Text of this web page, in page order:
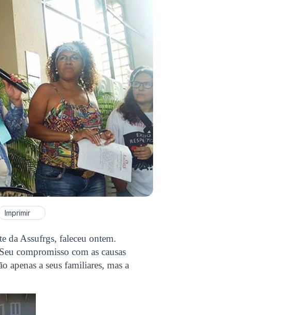
Imprimir
da Assufrgs, faleceu ontem.
compromisso com as causas
apenas a seus familiares, mas a